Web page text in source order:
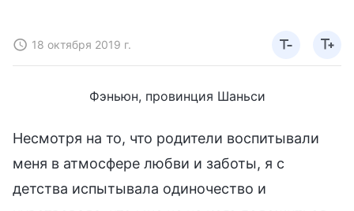
18 октября 2019 г.
Фэньюн, провинция Шаньси
Несмотря на то, что родители воспитывали
меня в атмосфере любви и заботы, я с
детства испытывала одиночество и